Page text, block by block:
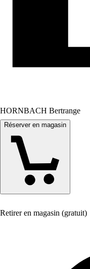
HORNBACH Bertrange
Réserver en magasin
Retirer en magasin (gratuit)